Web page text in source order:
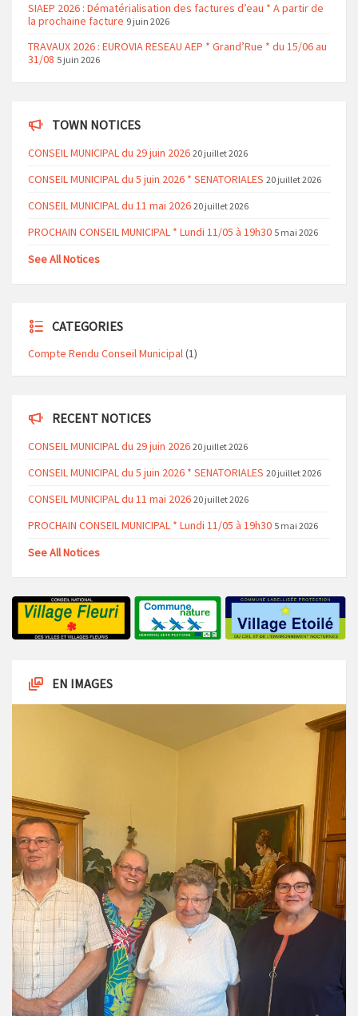
SIAEP 2026 : Dématérialisation des factures d’eau * A partir de
la prochaine facture 9 juin 2026
TRAVAUX 2026 : EUROVIA RESEAU AEP * Grand’Rue * du 15/06 au
31/08 5 juin 2026
TOWN NOTICES
CONSEIL MUNICIPAL du 29 juin 2026 20 juillet 2026
CONSEIL MUNICIPAL du 5 juin 2026 * SENATORIALES 20 juillet 2026
CONSEIL MUNICIPAL du 11 mai 2026 20 juillet 2026
PROCHAIN CONSEIL MUNICIPAL * Lundi 11/05 à 19h30 5 mai 2026
See All Notices
CATEGORIES
Compte Rendu Conseil Municipal(1)
RECENT NOTICES
CONSEIL MUNICIPAL du 29 juin 2026 20 juillet 2026
CONSEIL MUNICIPAL du 5 juin 2026 * SENATORIALES 20 juillet 2026
CONSEIL MUNICIPAL du 11 mai 2026 20 juillet 2026
PROCHAIN CONSEIL MUNICIPAL * Lundi 11/05 à 19h30 5 mai 2026
See All Notices
EN IMAGES